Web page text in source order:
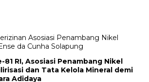
81 RI, Asosiasi Penambang Nikel
dan Tata Kelola Mineral demi
Adidaya